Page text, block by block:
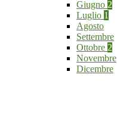
Giugno 2
Luglio 1
Agosto
Settembre
Ottobre 2
Novembre
Dicembre